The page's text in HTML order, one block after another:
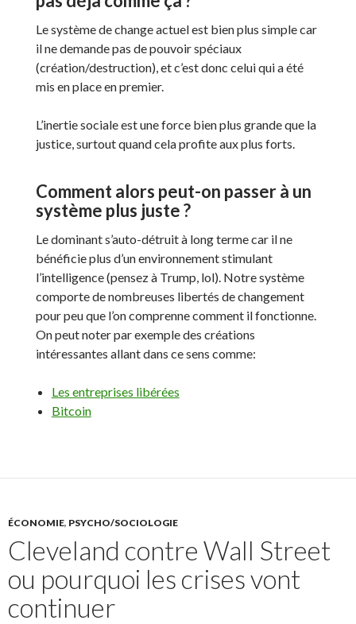
Le système de change actuel est bien plus simple car
il ne demande pas de pouvoir spéciaux
(création/destruction), et c’est donc celui qui a été
mis en place en premier.
L’inertie sociale est une force bien plus grande que la
justice, surtout quand cela profite aux plus forts.
Comment alors peut-on passer à un
système plus juste ?
Le dominant s’auto-détruit à long terme car il ne
bénéficie plus d’un environnement stimulant
l’intelligence (pensez à Trump, lol). Notre système
comporte de nombreuses libertés de changement
pour peu que l’on comprenne comment il fonctionne.
On peut noter par exemple des créations
intéressantes allant dans ce sens comme:
Les entreprises libérées
Bitcoin
ÉCONOMIE, PSYCHO/SOCIOLOGIE
Cleveland contre Wall Street
ou pourquoi les crises vont
continuer